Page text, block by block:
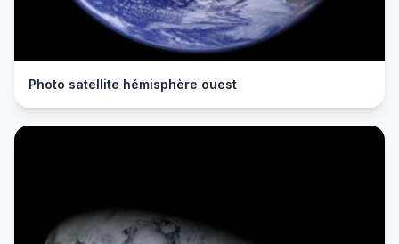
Photo satellite hémisphère ouest